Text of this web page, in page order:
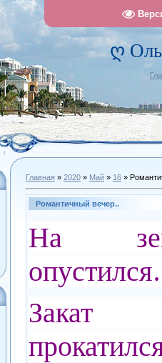
ღ
Главная » 2020 » Май » 16 »
Романтичный вечер..
На